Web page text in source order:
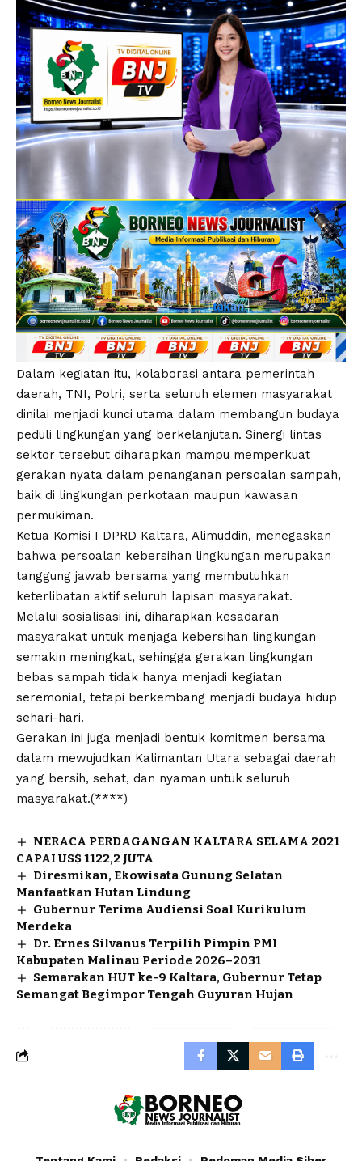
Dalam kegiatan itu, kolaborasi antara pemerintah
daerah, TNI, Polri, serta seluruh elemen masyarakat
dinilai menjadi kunci utama dalam membangun budaya
peduli lingkungan yang berkelanjutan. Sinergi lintas
sektor tersebut diharapkan mampu memperkuat
gerakan nyata dalam penanganan persoalan sampah,
baik di lingkungan perkotaan maupun kawasan
permukiman.
Ketua Komisi I DPRD Kaltara, Alimuddin, menegaskan
bahwa persoalan kebersihan lingkungan merupakan
tanggung jawab bersama yang membutuhkan
keterlibatan aktif seluruh lapisan masyarakat.
Melalui sosialisasi ini, diharapkan kesadaran
masyarakat untuk menjaga kebersihan lingkungan
semakin meningkat, sehingga gerakan lingkungan
bebas sampah tidak hanya menjadi kegiatan
seremonial, tetapi berkembang menjadi budaya hidup
sehari-hari.
Gerakan ini juga menjadi bentuk komitmen bersama
dalam mewujudkan Kalimantan Utara sebagai daerah
yang bersih, sehat, dan nyaman untuk seluruh
masyarakat.(****)
NERACA PERDAGANGAN KALTARA SELAMA 2021
CAPAI US$ 1122,2 JUTA
Diresmikan, Ekowisata Gunung Selatan
Manfaatkan Hutan Lindung
Gubernur Terima Audiensi Soal Kurikulum
Merdeka
Dr. Ernes Silvanus Terpilih Pimpin PMI
Kabupaten Malinau Periode 2026–2031
Semarakan HUT ke-9 Kaltara, Gubernur Tetap
Semangat Begimpor Tengah Guyuran Hujan